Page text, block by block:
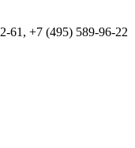
61, +7 (495) 589-96-22